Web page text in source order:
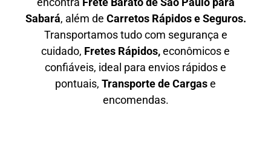
Sabará, além de Carretos Rápidos e Seguros.
Transportamos tudo com segurança e
cuidado, Fretes Rápidos,econômicos e
confiáveis, ideal para envios rápidos e
pontuais, Transporte de Cargase
encomendas.